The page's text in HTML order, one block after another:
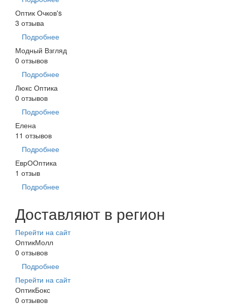
Оптик Очков's
3 отзыва
Подробнее
Модный Взгляд
0 отзывов
Подробнее
Люкс Оптика
0 отзывов
Подробнее
Елена
11 отзывов
Подробнее
ЕврООптика
1 отзыв
Подробнее
Доставляют в регион
Перейти на сайт
ОптикМолл
0 отзывов
Подробнее
Перейти на сайт
ОптикБокс
0 отзывов